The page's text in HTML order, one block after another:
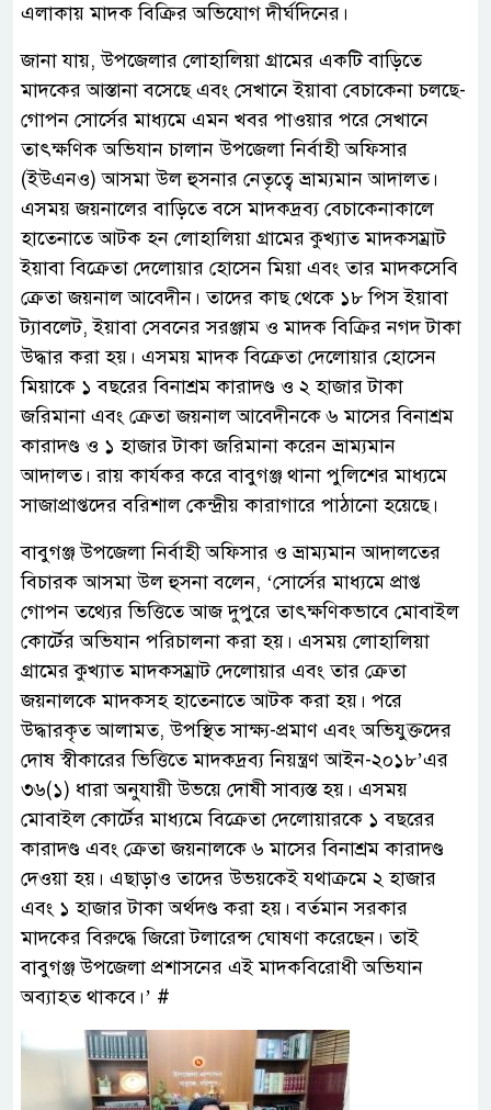
এলাকায় মাদক বিক্রির অভিযোগ দীর্ঘদিনের।
জানা যায়, উপজেলার লোহালিয়া গ্রামের একটি বাড়িতে
মাদকের আস্তানা বসেছে এবং সেখানে ইয়াবা বেচাকেনা চলছে-
গোপন সোর্সের মাধ্যমে এমন খবর পাওয়ার পরে সেখানে
তাৎক্ষণিক অভিযান চালান উপজেলা নির্বাহী অফিসার
(ইউএনও) আসমা উল হুসনার নেতৃত্বে ভ্রাম্যমান আদালত।
এসময় জয়নালের বাড়িতে বসে মাদকদ্রব্য বেচাকেনাকালে
হাতেনাতে আটক হন লোহালিয়া গ্রামের কুখ্যাত মাদকসম্রাট
ইয়াবা বিক্রেতা দেলোয়ার হোসেন মিয়া এবং তার মাদকসেবি
ক্রেতা জয়নাল আবেদীন। তাদের কাছ থেকে ১৮ পিস ইয়াবা
ট্যাবলেট, ইয়াবা সেবনের সরঞ্জাম ও মাদক বিক্রির নগদ টাকা
উদ্ধার করা হয়। এসময় মাদক বিক্রেতা দেলোয়ার হোসেন
মিয়াকে ১ বছরের বিনাশ্রম কারাদণ্ড ও ২ হাজার টাকা
জরিমানা এবং ক্রেতা জয়নাল আবেদীনকে ৬ মাসের বিনাশ্রম
কারাদণ্ড ও ১ হাজার টাকা জরিমানা করেন ভ্রাম্যমান
আদালত। রায় কার্যকর করে বাবুগঞ্জ থানা পুলিশের মাধ্যমে
সাজাপ্রাপ্তদের বরিশাল কেন্দ্রীয় কারাগারে পাঠানো হয়েছে।
বাবুগঞ্জ উপজেলা নির্বাহী অফিসার ও ভ্রাম্যমান আদালতের
বিচারক আসমা উল হুসনা বলেন, ‘সোর্সের মাধ্যমে প্রাপ্ত
গোপন তথ্যের ভিত্তিতে আজ দুপুরে তাৎক্ষণিকভাবে মোবাইল
কোর্টের অভিযান পরিচালনা করা হয়। এসময় লোহালিয়া
গ্রামের কুখ্যাত মাদকসম্রাট দেলোয়ার এবং তার ক্রেতা
জয়নালকে মাদকসহ হাতেনাতে আটক করা হয়। পরে
উদ্ধারকৃত আলামত, উপস্থিত সাক্ষ্য-প্রমাণ এবং অভিযুক্তদের
দোষ স্বীকারের ভিত্তিতে মাদকদ্রব্য নিয়ন্ত্রণ আইন-২০১৮’এর
৩৬(১) ধারা অনুযায়ী উভয়ে দোষী সাব্যস্ত হয়। এসময়
মোবাইল কোর্টের মাধ্যমে বিক্রেতা দেলোয়ারকে ১ বছরের
কারাদণ্ড এবং ক্রেতা জয়নালকে ৬ মাসের বিনাশ্রম কারাদণ্ড
দেওয়া হয়। এছাড়াও তাদের উভয়কেই যথাক্রমে ২ হাজার
এবং ১ হাজার টাকা অর্থদণ্ড করা হয়। বর্তমান সরকার
মাদকের বিরুদ্ধে জিরো টলারেন্স ঘোষণা করেছেন। তাই
বাবুগঞ্জ উপজেলা প্রশাসনের এই মাদকবিরোধী অভিযান
অব্যাহত থাকবে।’ #